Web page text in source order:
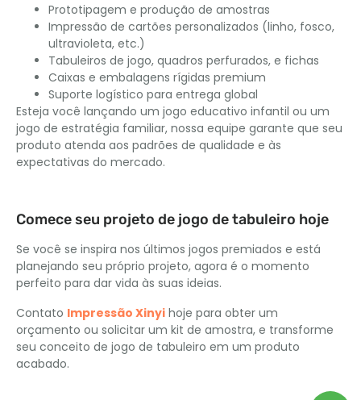
Prototipagem e produção de amostras
Impressão de cartões personalizados (linho, fosco,
ultravioleta, etc.)
Tabuleiros de jogo, quadros perfurados, e fichas
Caixas e embalagens rígidas premium
Suporte logístico para entrega global
Esteja você lançando um jogo educativo infantil ou um
jogo de estratégia familiar, nossa equipe garante que seu
produto atenda aos padrões de qualidade e às
expectativas do mercado.
Comece seu projeto de jogo de tabuleiro hoje
Se você se inspira nos últimos jogos premiados e está
planejando seu próprio projeto, agora é o momento
perfeito para dar vida às suas ideias.
Contato Impressão Xinyi hoje para obter um
orçamento ou solicitar um kit de amostra, e transforme
seu conceito de jogo de tabuleiro em um produto
acabado.